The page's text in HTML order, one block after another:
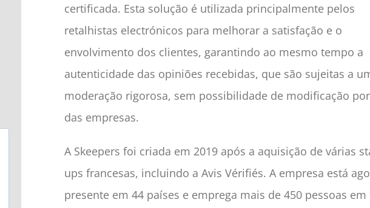
certificada. Esta solução é utilizada principalmente pelos
retalhistas electrónicos para melhorar a satisfação e o
envolvimento dos clientes, garantindo ao mesmo tempo a
autenticidade das opiniões recebidas, que são sujeitas a
moderação rigorosa, sem possibilidade de modificação
das empresas.
A Skeepers foi criada em 2019 após a aquisição de várias
ups francesas, incluindo a Avis Vérifiés. A empresa está
presente em 44 países e emprega mais de 450 pessoas